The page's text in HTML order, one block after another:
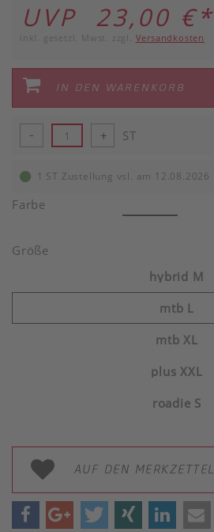
UVP 23,00 €*
inkl. gesetzl. Mwst. zzgl. Versandkosten
IN DEN WARENKORB
- + ST
1 ST Zustellung vsl. am 12.08.2026
Farbe
Größe
hybrid M
mtb L
mtb XL
plus XXL
roadie S
AUF DEN MERKZETTEL